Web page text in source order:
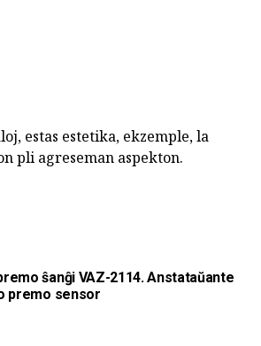
estas estetika, ekzemple, la
pli agreseman aspekton.
ŝanĝi VAZ-2114. Anstataŭante
premo sensor